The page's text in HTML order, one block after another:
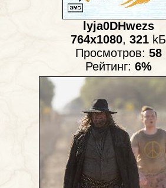
lyja0DHwezs
764x1080, 321 kБ
Просмотров: 58
Рейтинг: 6%